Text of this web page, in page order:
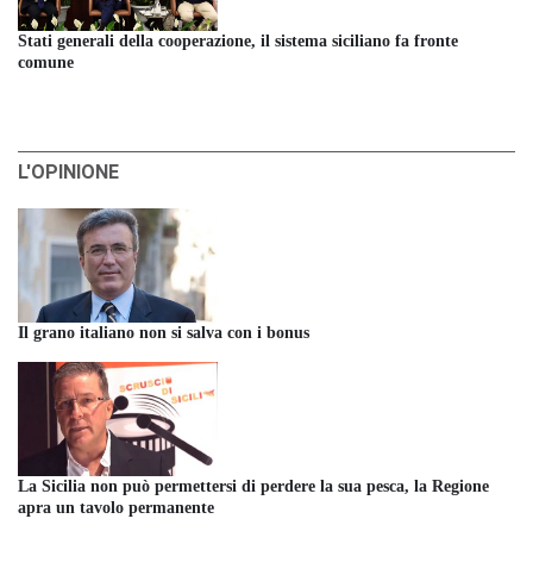
Stati generali della cooperazione, il sistema siciliano fa fronte
comune
L'OPINIONE
Il grano italiano non si salva con i bonus
La Sicilia non può permettersi di perdere la sua pesca, la Regione
apra un tavolo permanente